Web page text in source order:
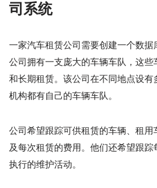
司系统
一家汽车租赁公司需要创建一个数
公司拥有一支庞大的车辆车队，这些
和长期租赁。该公司在不同地点设有
机构都有自己的车辆车队。
公司希望跟踪可供租赁的车辆、租用
及每次租赁的费用。他们还希望跟
执行的维护活动。